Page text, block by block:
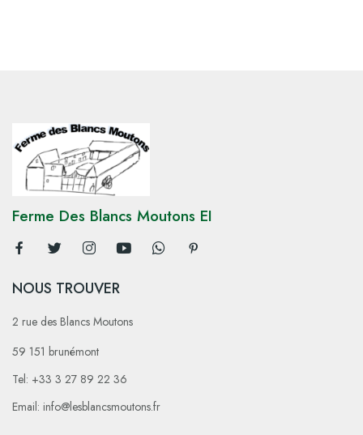
Ferme Des Blancs Moutons EI
NOUS TROUVER
2 rue des Blancs Moutons
59 151 brunémont
Tel: +33 3 27 89 22 36
Email: info@lesblancsmoutons.fr